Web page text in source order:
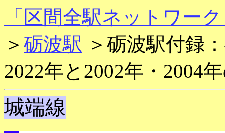
「区間全駅ネットワー
＞ 砺波駅 ＞砺波駅付録
2022年と2002年・2004
城端線